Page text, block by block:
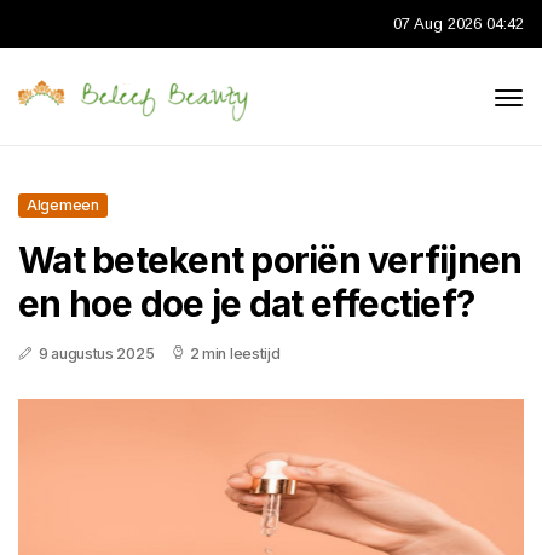
07 Aug 2026 04:42
Algemeen
Wat betekent poriën verfijnen
en hoe doe je dat effectief?
9 augustus 2025 2 min leestijd